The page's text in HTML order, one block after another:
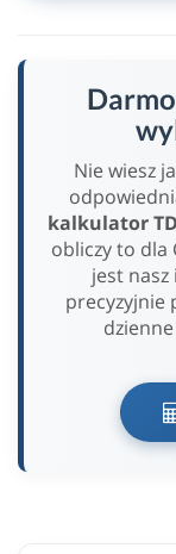
Nie wiesz
kalkulator
obliczy to dla
jest
precyzyjnie